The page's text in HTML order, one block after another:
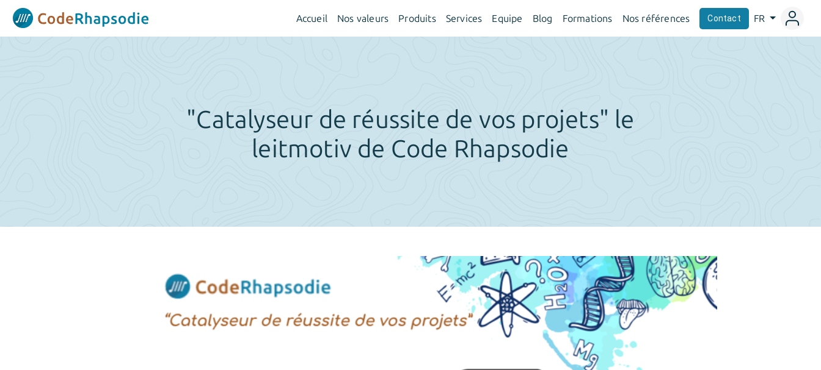
Accueil Nos valeurs Produits Services Equipe Blog Formations Nos références Contact FR
"Catalyseur de réussite de vos projets" le
leitmotiv de Code Rhapsodie
Panneau de gestion des cookies